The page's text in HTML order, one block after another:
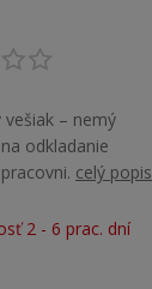
– nemý
odkladanie
celý popis
2 - 6 prac. dní